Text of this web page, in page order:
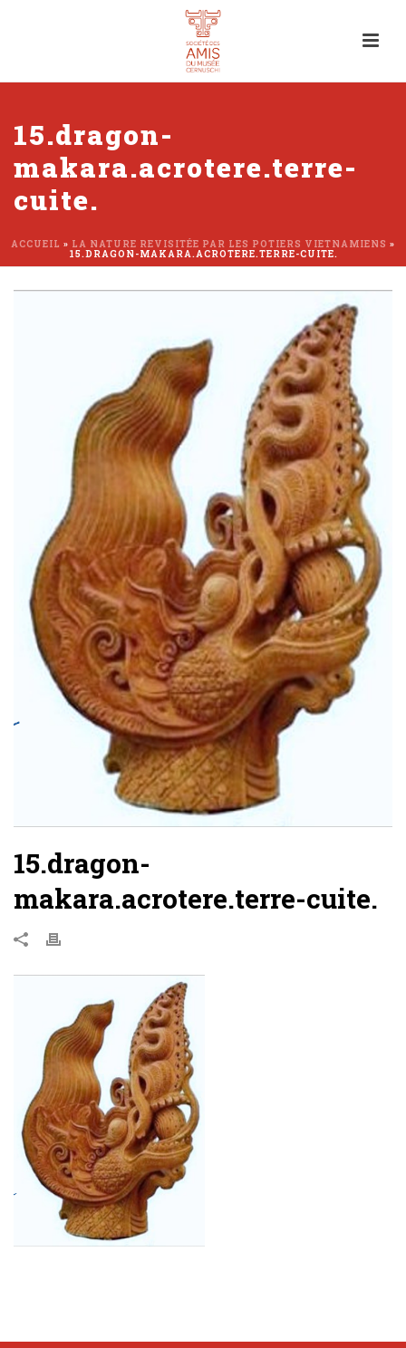
15.dragon-
makara.acrotere.terre-
cuite.
ACCUEIL » LA NATURE REVISITÉE PAR LES POTIERS VIETNAMIENS »
15.DRAGON-MAKARA.ACROTERE.TERRE-CUITE.
15.dragon-
makara.acrotere.terre-cuite.